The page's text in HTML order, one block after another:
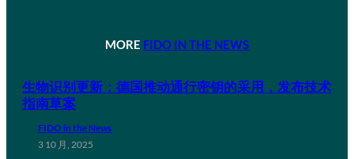
MORE FIDO IN THE NEWS
生物识别更新：德国推动通行密钥的采用，发布技术
指南草案
FIDO in the News
3 10 月, 2025